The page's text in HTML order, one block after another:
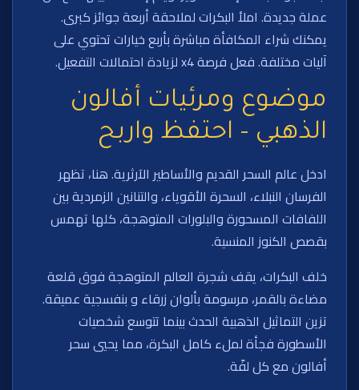
عملة جديدة. املأ البكرات لملاحقة أربعة جوائز كبرى.
يمكنك شراء المكافأة مباشرة بأربع خيارات تحتوي على
آليات مختلفة. فعل فرصة x4 لزيادة احتمالات التفعيل.
موضوع ومرئيات أفالون
الذهبي – احتفظ واربح
ادخل عالم السحر القديم والأساطير الآرثرية. هنا، تظهر
الفرسان النبلاء، السحرة الأقوياء، والتنانين الزمردية بين
اللفافات المسحورة والبلورات المتوهجة، كلها تهمس
بقصص الكنوز المنسية.
خلف البكرات، يقف شجرة العالم المتوهجة فوق قلعة
مضاءة بالقمر، مرسومة بألوان زرقاء و بنفسجية عميقة.
تزين التماثيل الذهبية الحدث بينما تتوسع شخصيات
الأسطورة فجأة لملء كامل البكرة، مما يحيي سحر
أفالون مع كل لفّة.